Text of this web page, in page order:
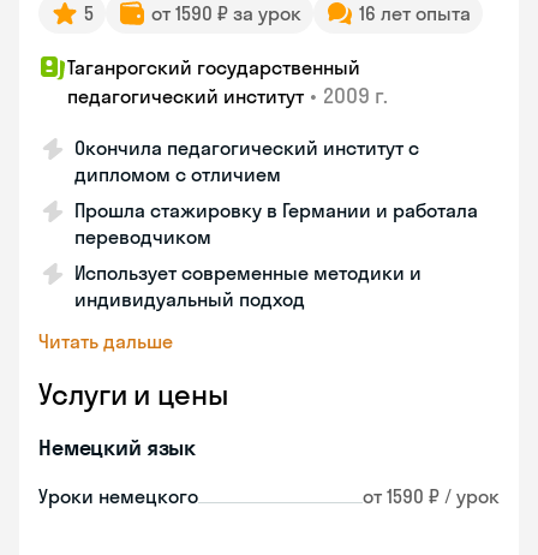
5 от 1590 ₽ за урок 16 лет опыта
Таганрогский государственный
педагогический институт • 2009 г.
Окончила педагогический институт с
дипломом с отличием
Прошла стажировку в Германии и работала
переводчиком
Использует современные методики и
индивидуальный подход
Читать дальше
Услуги и цены
Немецкий язык
Уроки немецкого от 1590 ₽ / урок